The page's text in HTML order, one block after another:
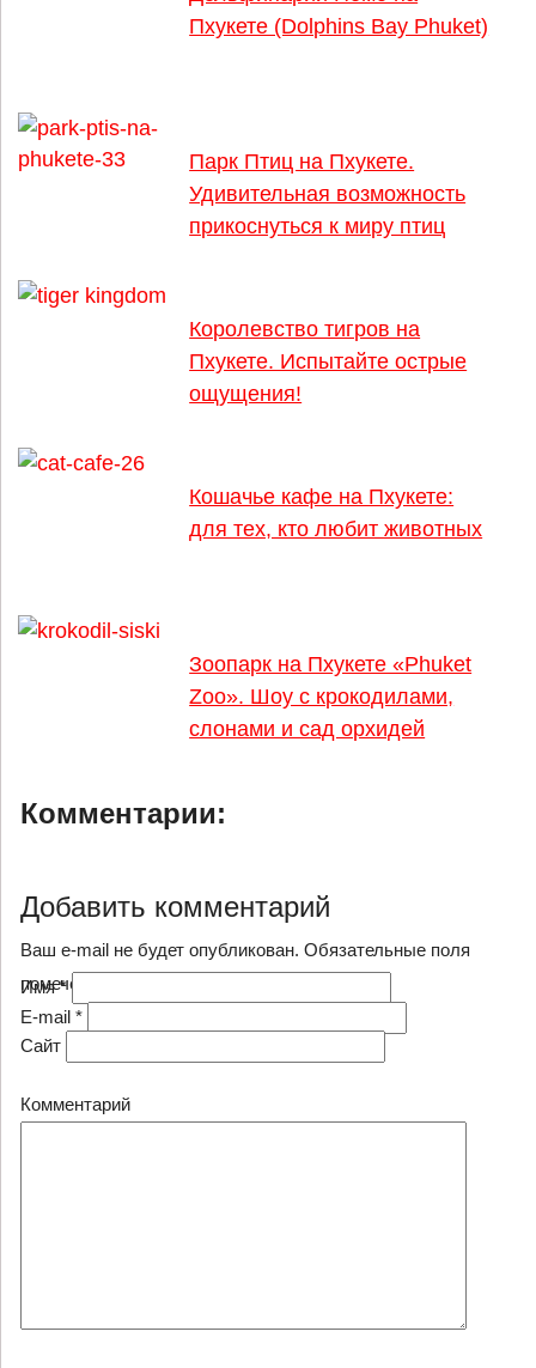
Пхукете (Dolphins Bay Phuket)
Парк Птиц на Пхукете.
Удивительная возможность
прикоснуться к миру птиц
Королевство тигров на
Пхукете. Испытайте острые
ощущения!
Кошачье кафе на Пхукете:
для тех, кто любит животных
Зоопарк на Пхукете «Phuket
Zoo». Шоу с крокодилами,
слонами и сад орхидей
Комментарии:
Добавить комментарий
Ваш e-mail не будет опубликован. Обязательные поля
помечены
Имя*
E-mail*
Сайт
Комментарий